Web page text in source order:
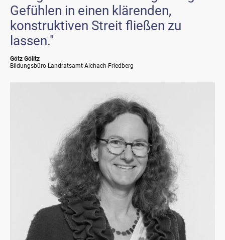
Gefühlen in einen klärenden,
konstruktiven Streit fließen zu
lassen."
Götz Gölitz
Bildungsbüro Landratsamt Aichach-Friedberg